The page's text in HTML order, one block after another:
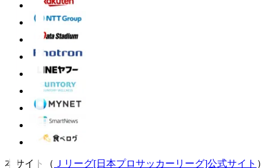
本サイト（ Ｊリーグ[日本プロサッカーリーグ]公式サイト ）